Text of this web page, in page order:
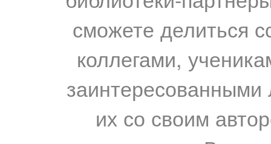
сможете делиться
коллегами,
их со своим